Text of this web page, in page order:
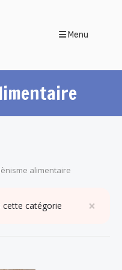
Menu
alimentaire
×
cette catégorie